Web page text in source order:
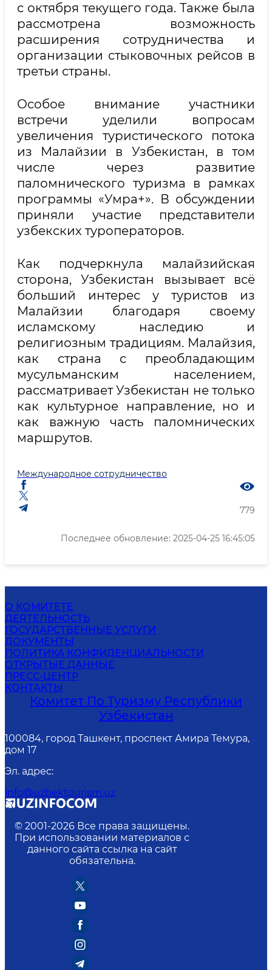
с октября текущего года. Также была
рассмотрена возможность
расширения сотрудничества и
организации стыковочных рейсов в
третьи страны.
Особое внимание участники
встречи уделили вопросам
увеличения туристического потока
из Малайзии в Узбекистан, в том
числе через развитие
паломнического туризма в рамках
программы «Умра+». В обсуждении
приняли участие представители
узбекских туроператоров.
Как подчеркнула малайзийская
сторона, Узбекистан вызывает всё
больший интерес у туристов из
Малайзии благодаря своему
исламскому наследию и
религиозным традициям. Малайзия,
как страна с преобладающим
мусульманским населением,
рассматривает Узбекистан не только
как культурное направление, но и
как важную часть паломнических
маршрутов.
Международное сотрудничество
779
Последнее обновление: 2025-04-25 16:45:05
О КОМИТЕТЕ
ДЕЯТЕЛЬНОСТЬ
ГОСУДАРСТВЕННЫЕ УСЛУГИ
ДОКУМЕНТЫ
ПОЛИТИКА КОНФИДЕНЦИАЛЬНОСТИ
ОТКРЫТЫЕ ДАННЫЕ
ПРЕСС-ЦЕНТР
КОНТАКТЫ
Комитет По Туризму Республики
Узбекистан
100084, город Ташкент, проспект Амира Темура,
дом 17
Эл. адрес:
info@uzbektourism.uz
© 2001-2026 Все права защищены.
При использовании материалов с
данного сайта ссылка на сайт
обязательна.